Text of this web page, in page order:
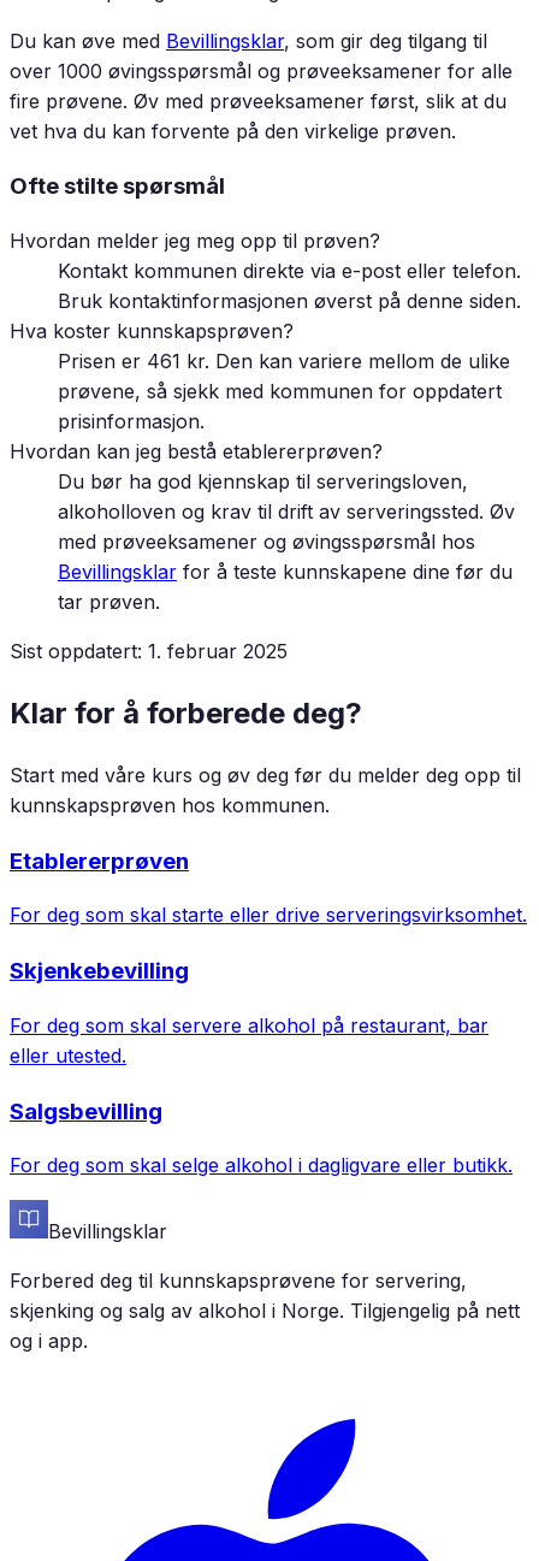
Du kan øve med Bevillingsklar, som gir deg tilgang til
over 1000 øvingsspørsmål og prøveeksamener for alle
fire prøvene. Øv med prøveeksamener først, slik at du
vet hva du kan forvente på den virkelige prøven.
Ofte stilte spørsmål
Hvordan melder jeg meg opp til prøven?
Kontakt kommunen direkte via e-post eller telefon.
Bruk kontaktinformasjonen øverst på denne siden.
Hva koster kunnskapsprøven?
Prisen er 461 kr. Den kan variere mellom de ulike
prøvene, så sjekk med kommunen for oppdatert
prisinformasjon.
Hvordan kan jeg bestå etablererprøven?
Du bør ha god kjennskap til serveringsloven,
alkoholloven og krav til drift av serveringssted. Øv
med prøveeksamener og øvingsspørsmål hos
Bevillingsklar for å teste kunnskapene dine før du
tar prøven.
Sist oppdatert: 1. februar 2025
Klar for å forberede deg?
Start med våre kurs og øv deg før du melder deg opp til
kunnskapsprøven hos kommunen.
Etablererprøven
For deg som skal starte eller drive serveringsvirksomhet.
Skjenkebevilling
For deg som skal servere alkohol på restaurant, bar
eller utested.
Salgsbevilling
For deg som skal selge alkohol i dagligvare eller butikk.
Bevillingsklar
Forbered deg til kunnskapsprøvene for servering,
skjenking og salg av alkohol i Norge. Tilgjengelig på nett
og i app.